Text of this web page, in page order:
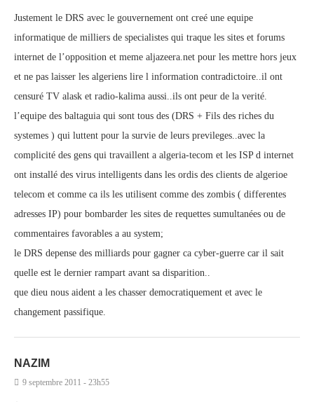
Justement le DRS avec le gouvernement ont creé une equipe
informatique de milliers de specialistes qui traque les sites et forums
internet de l’opposition et meme aljazeera.net pour les mettre hors jeux
et ne pas laisser les algeriens lire l information contradictoire..il ont
censuré TV alask et radio-kalima aussi..ils ont peur de la verité.
l’equipe des baltaguia qui sont tous des (DRS + Fils des riches du
systemes ) qui luttent pour la survie de leurs previleges..avec la
complicité des gens qui travaillent a algeria-tecom et les ISP d internet
ont installé des virus intelligents dans les ordis des clients de algerioe
telecom et comme ca ils les utilisent comme des zombis ( differentes
adresses IP) pour bombarder les sites de requettes sumultanées ou de
commentaires favorables a au system;
le DRS depense des milliards pour gagner ca cyber-guerre car il sait
quelle est le dernier rampart avant sa disparition..
que dieu nous aident a les chasser democratiquement et avec le
changement passifique.
NAZIM
9 septembre 2011 - 23h55